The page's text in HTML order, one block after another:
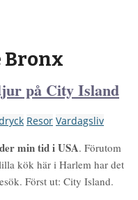
Bronx
på City Island
Resor Vardagsliv
min tid i USA. Förutom
kök här i Harlem har det
Först ut: City Island.